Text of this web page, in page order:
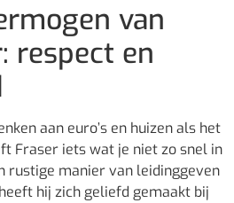
van
respect en
aan euro’s en huizen als het
Fraser iets wat je niet zo snel in
rustige manier van leidinggeven
hij zich geliefd gemaakt bij